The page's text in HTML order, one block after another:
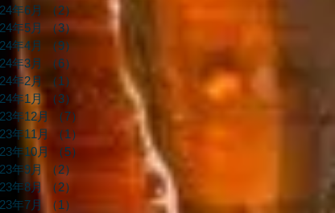
年6月
（2）
2件の記事
年5月
（3）
3件の記事
年4月
（9）
9件の記事
年3月
（6）
年2月
（1）
1件の記事
年1月
（3）
3件の記事
年12月
（7）
7件の記事
年11月
（1）
年10月
（5）
年9月
（2）
年8月
（2）
年7月
（1）